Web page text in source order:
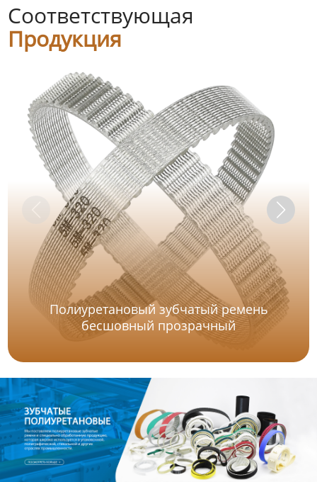
Соответствующая
Продукция
Полиуретановый зубчатый ремень
бесшовный прозрачный